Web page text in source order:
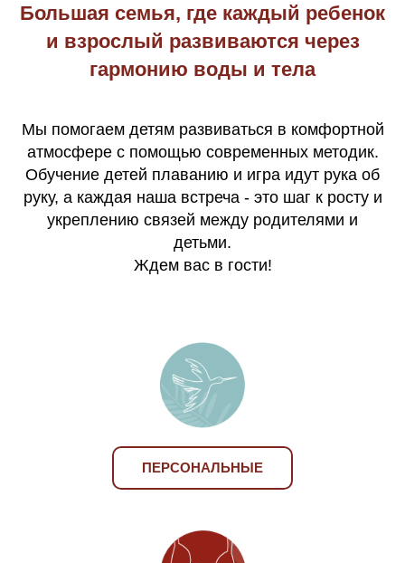
Большая семья, где каждый ребенок
и взрослый развиваются через
гармонию воды и тела
Мы помогаем детям развиваться в комфортной
атмосфере с помощью современных методик.
Обучение детей плаванию и игра идут рука об
руку, а каждая наша встреча - это шаг к росту и
укреплению связей между родителями и
детьми.
Ждем вас в гости!
ПЕРСОНАЛЬНЫЕ